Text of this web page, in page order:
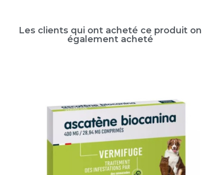
Les clients qui ont acheté ce produit on
également acheté